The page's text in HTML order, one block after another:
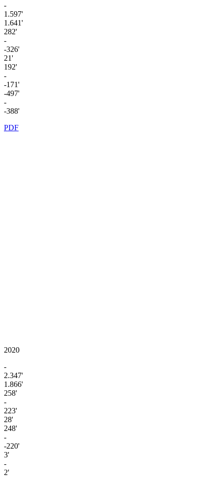
-
1.597'
1.641'
282'
-
-326'
21'
192'
-
-171'
-497'
-
-388'
PDF
2020
-
2.347'
1.866'
258'
-
223'
28'
248'
-
-220'
3'
-
2'